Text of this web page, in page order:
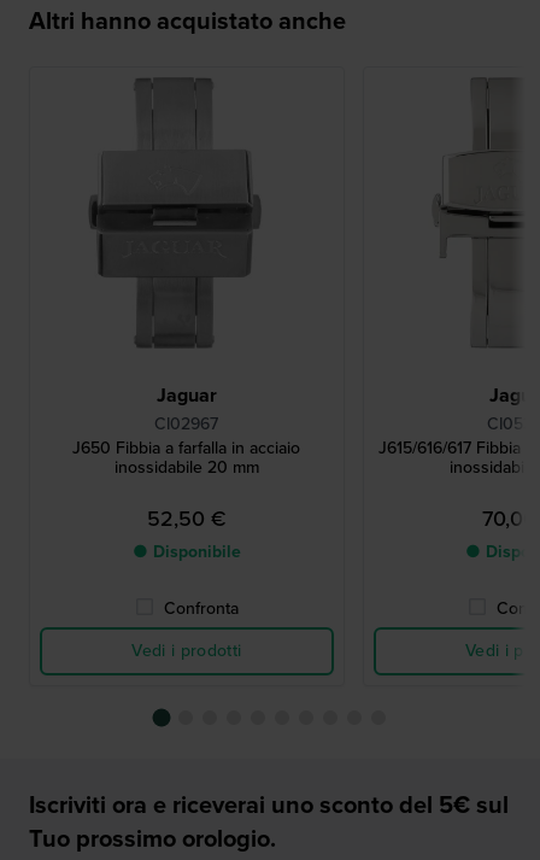
Altri hanno acquistato anche
Jaguar
CI02967
J650 Fibbia a farfalla in acciaio
inossidabile 20 mm
52,50 €
● Disponibile
Confronta
Vedi i prodotti
J615/616/617 Fibbia
●
Vedi i
Iscriviti ora e riceverai uno sconto del 5€ sul
Tuo prossimo orologio.